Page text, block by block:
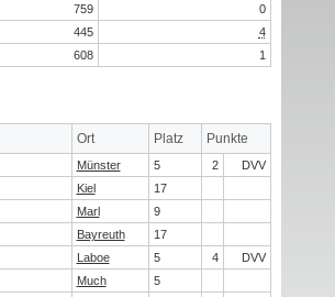
759
0
445
4
608 1
Ort Platz Punkte
Münster 5 2
DVV
Kiel
17
Marl
9
Bayreuth
17
Laboe 5 4
DVV
Much
5